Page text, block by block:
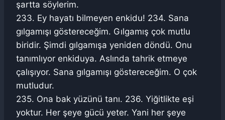
şartta söylerim.
233. Ey hayatı bilmeyen enkidu! 234. Sana
gılgamışı göstereceğim. Gılgamış çok mutlu
biridir. Şimdi gılgamışa yeniden döndü. Onu
tanımlıyor enkiduya. Aslında tahrik etmeye
çalışıyor. Sana gılgamışı göstereceğim. O çok
mutludur.
235. Ona bak yüzünü tanı. 236. Yiğitlikte eşi
yoktur. Her şeye gücü yeter. Yani her şeye